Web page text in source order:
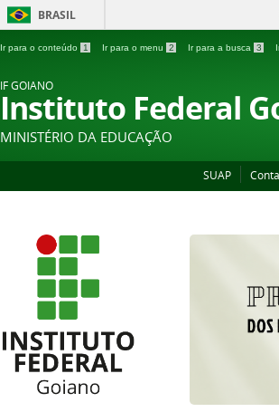
BRASIL
Ir para o conteúdo 1 Ir para o menu 2 Ir para a busca 3
IF GOIANO
Instituto Federal
MINISTÉRIO DA EDUCAÇÃO
SUAP